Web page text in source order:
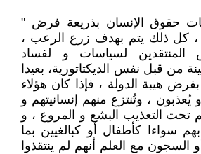
حقوق الإنسان بذريعة فرض "
، كل ذلك يتم بهدف زرع الرعب ،
لسياسات و لفساد
من قبل نفس الديكتاتورية، بعيدا
هيبة الدولة ، فإذا كان هؤلاء
يُعذبون ، وتُنتزع منهم إنسانيتهم و
تحت التعذيب البشع و المروع ، و
سواءا كأطفال أو كبالغيين بما
السجون مع العلم أنهم لم ينتقذوا